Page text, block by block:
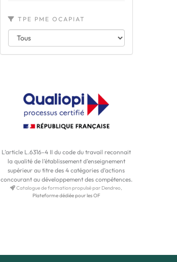
TPE PME OCAPIAT
L’article L.6316-4 II du code du travail reconnait
la qualité de l’établissement d’enseignement
supérieur au titre des 4 catégories d’actions
concourant au développement des compétences.
Catalogue de formation propulsé par Dendreo,
Plateforme dédiée pour les OF